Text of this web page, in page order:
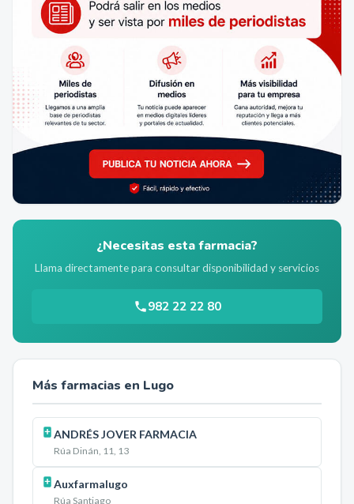
¿Necesitas esta farmacia?
Llama directamente para consultar disponibilidad y servicios
982 22 22 80
Más farmacias en Lugo
ANDRÉS JOVER FARMACIA
Rúa Dinán, 11, 13
Auxfarmalugo
Rúa Santiago